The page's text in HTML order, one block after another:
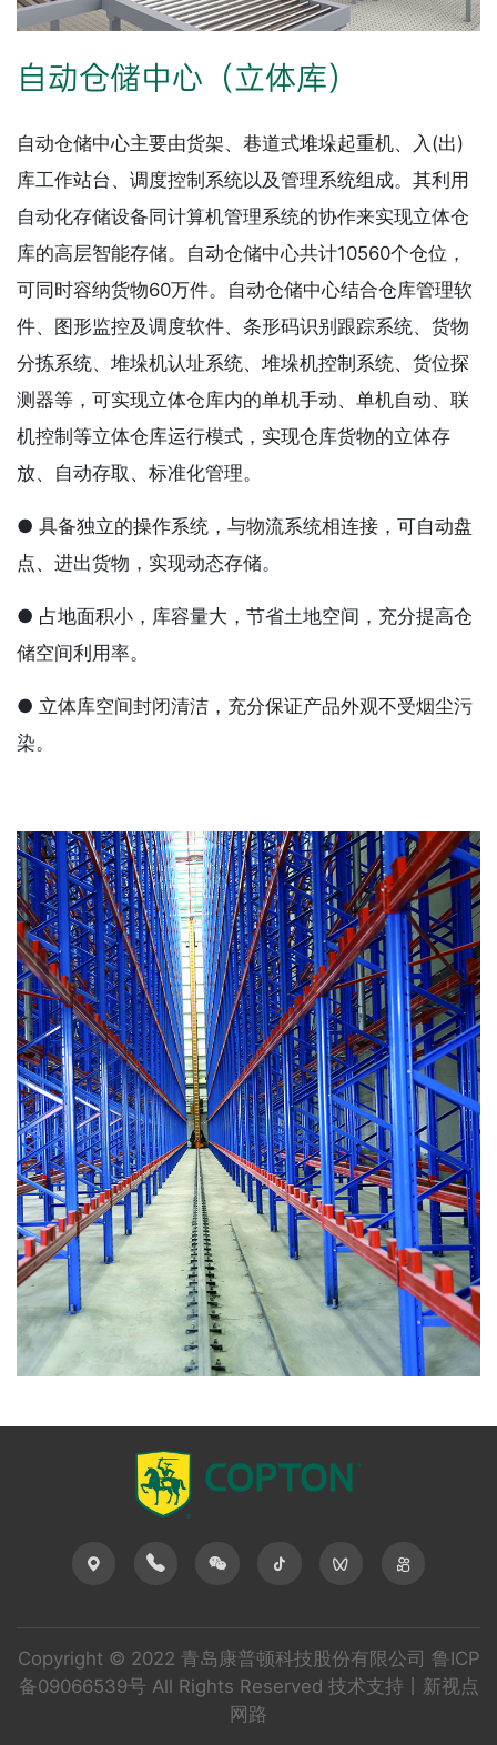
自动仓储中心（立体库）
自动仓储中心主要由货架、巷道式堆垛起重机、入(出)
库工作站台、调度控制系统以及管理系统组成。其利用
自动化存储设备同计算机管理系统的协作来实现立体仓
库的高层智能存储。自动仓储中心共计10560个仓位，
可同时容纳货物60万件。自动仓储中心结合仓库管理软
件、图形监控及调度软件、条形码识别跟踪系统、货物
分拣系统、堆垛机认址系统、堆垛机控制系统、货位探
测器等，可实现立体仓库内的单机手动、单机自动、联
机控制等立体仓库运行模式，实现仓库货物的立体存
放、自动存取、标准化管理。
● 具备独立的操作系统，与物流系统相连接，可自动盘
点、进出货物，实现动态存储。
● 占地面积小，库容量大，节省土地空间，充分提高仓
储空间利用率。
● 立体库空间封闭清洁，充分保证产品外观不受烟尘污
染。
Copyright © 2022 青岛康普顿科技股份有限公司 鲁ICP
备09066539号 All Rights Reserved 技术支持丨 新视点
网路